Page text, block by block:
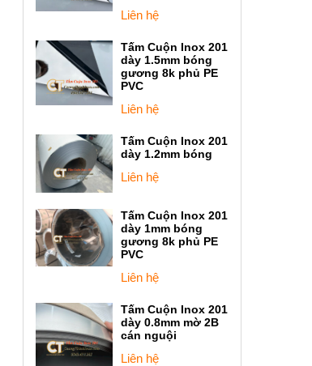
Liên hệ
Tấm Cuộn Inox 201
dày 1.5mm bóng
gương 8k phủ PE
PVC
Liên hệ
Tấm Cuộn Inox 201
dày 1.2mm bóng
Liên hệ
Tấm Cuộn Inox 201
dày 1mm bóng
gương 8k phủ PE
PVC
Liên hệ
Tấm Cuộn Inox 201
dày 0.8mm mờ 2B
cán nguội
Liên hệ